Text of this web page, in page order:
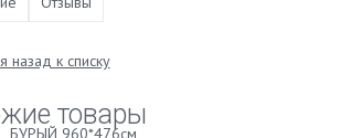
назад к списку
товары